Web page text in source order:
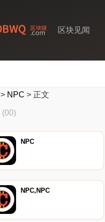
区块见闻
> NPC > 正文
(00)
NPC
NPC,NPC